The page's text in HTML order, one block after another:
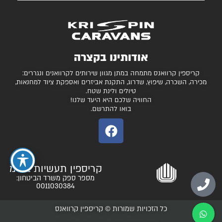
חניונים מומלצים
יצירת קשר
ציוד ואביזרים נלווים
אודותינו בקצרה
קריספין קרוואנס מתמחה במתן מגוון שירותים לקרוואנים ונגררים:
מכירה, השכרה, שיפוץ, שדרוג, התקנת אביזרים ואספקת ציוד למחנאות,
טיולים ולינת שטח.
החוויה שלכם היא היעד שלנו!
בואו להתרשם.
קריספין תעשיות בע"מ
מספר ספק משרד הביטחון:
0011030384
כל הזכויות שמורות © קריספין קרוואנס